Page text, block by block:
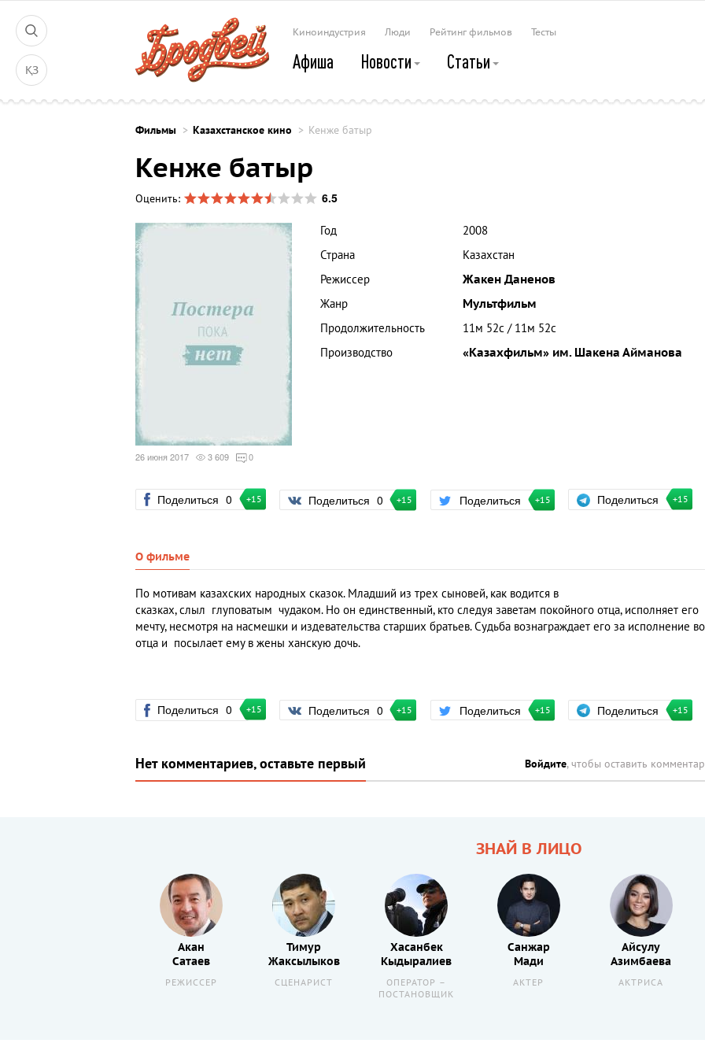
ҚЗ
Киноиндустрия Люди Рейтинг фильмов Тесты
Афиша Новости Статьи
Фильмы Казахстанское кино Кенже батыр
Кенже батыр
Оценить: 6.5
26 июня 2017 3 609 0
Год
2008
Страна
Казахстан
Режиссер
Жакен Даненов
Жанр
Мультфильм
Продолжительность
11м 52с / 11м 52с
Производство
«Казахфильм» им. Шакена Айманова
Поделиться 0 +15 Поделиться 0 +15 Поделиться +15 Поделиться +15
О фильме
По мотивам казахских народных сказок. Младший из трех сыновей, как водится в
сказках, слыл глуповатым чудаком. Но он единственный, кто следуя заветам покойного отца, исполняет его
мечту, несмотря на насмешки и издевательства старших братьев. Судьба вознаграждает его за исполнение
отца и посылает ему в жены ханскую дочь.
Поделиться 0 +15 Поделиться 0 +15 Поделиться +15 Поделиться +15
Нет комментариев, оставьте первый Войдите, чтобы оставить
ЗНАЙ В ЛИЦО
Акан
Сатаев
РЕЖИССЕР
Тимур
Жаксылыков
СЦЕНАРИСТ
Хасанбек
Кыдыралиев
ОПЕРАТОР –
ПОСТАНОВЩИК
Санжар
Мади
АКТЕР
Айсулу
Азимбаева
АКТРИСА